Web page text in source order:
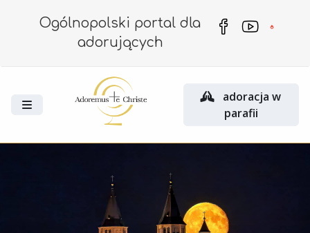
Ogólnopolski portal dla
adorujących
adoracja w
parafii